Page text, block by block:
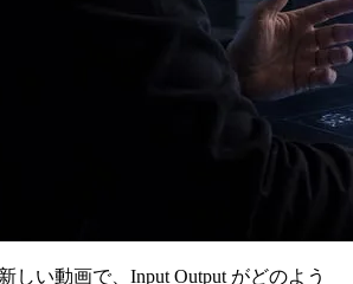
しい動画で、Input Output がどのよう